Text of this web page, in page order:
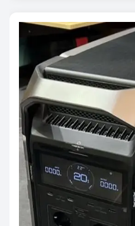
400.00 одноразово